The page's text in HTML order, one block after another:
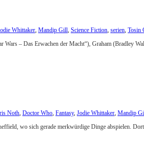
Whittaker Mandip Gill Science Fiction serien Tosin
– Das Erwachen der Macht“), Graham
Noth Doctor Who Fantasy, Jodie Whittaker Mandip
wo sich gerade merkwürdige Dinge abspielen.